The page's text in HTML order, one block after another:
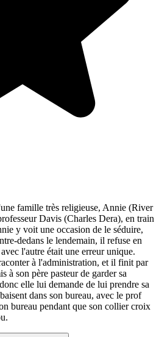
famille très religieuse, Annie (River
Davis (Charles Dera), en train
y voit une occasion de le séduire,
dedans le lendemain, il refuse en
l'autre était une erreur unique.
à l'administration, et il finit par
à son père pasteur de garder sa
elle lui demande de lui prendre sa
dans son bureau, avec le prof
bureau pendant que son collier croix